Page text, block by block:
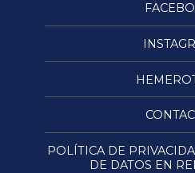
POLÍTICA DE
DE DATOS EN